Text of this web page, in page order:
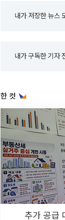
내가 저장한 뉴스
내가 구독한 기자
한 컷
추가 공급